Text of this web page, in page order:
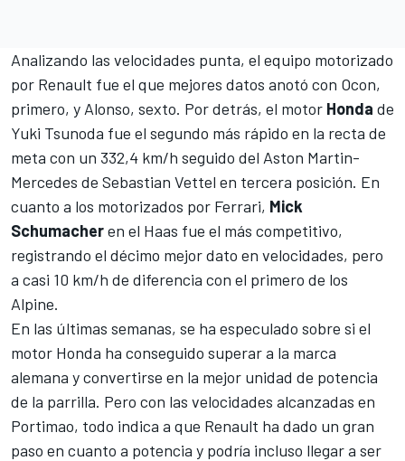
Analizando las velocidades punta, el equipo motorizado
por Renault fue el que mejores datos anotó con Ocon,
primero, y Alonso, sexto. Por detrás, el motor Honda de
Yuki Tsunoda fue el segundo más rápido en la recta de
meta con un 332,4 km/h seguido del Aston Martin-
Mercedes de Sebastian Vettel en tercera posición. En
cuanto a los motorizados por Ferrari, Mick
Schumacheren el Haas fue el más competitivo,
registrando el décimo mejor dato en velocidades, pero
a casi 10 km/h de diferencia con el primero de los
Alpine.
En las últimas semanas, se ha especulado sobre si el
motor Honda ha conseguido superar a la marca
alemana y convertirse en la mejor unidad de potencia
de la parrilla. Pero con las velocidades alcanzadas en
Portimao, todo indica a que Renault ha dado un gran
paso en cuanto a potencia y podría incluso llegar a ser